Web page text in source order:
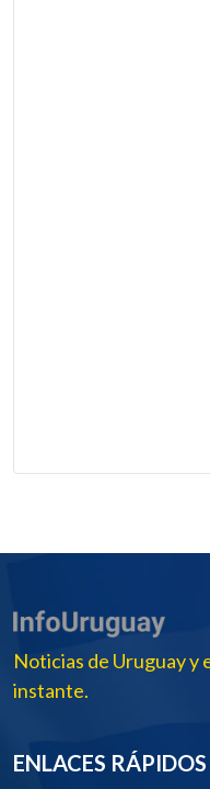
Noticias de Uruguay y
instante.
ENLACES RÁPIDOS